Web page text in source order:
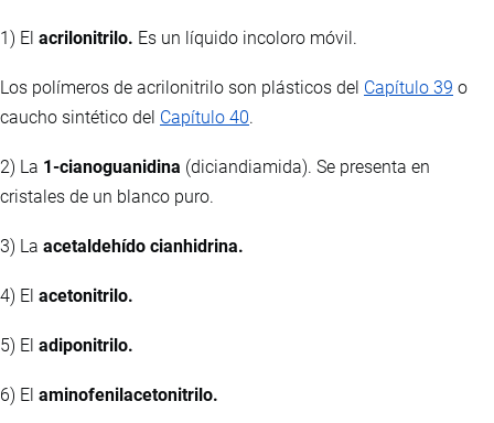
1) El acrilonitrilo. Es un líquido incoloro móvil.
Los polímeros de acrilonitrilo son plásticos del Capítulo 39 o
caucho sintético del Capítulo 40.
2) La 1-cianoguanidina (diciandiamida). Se presenta en
cristales de un blanco puro.
3) La acetaldehído cianhidrina.
4) El acetonitrilo.
5) El adiponitrilo.
6) El aminofenilacetonitrilo.